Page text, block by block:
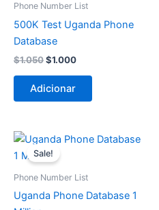
Phone Number List
500K Test Uganda Phone
Database
$1.050
$1.050.
$1.000
$1.000.
Adicionar
Sale!
Phone Number List
Uganda Phone Database 1
O
preço
original
$1.550.
O
$1.500.